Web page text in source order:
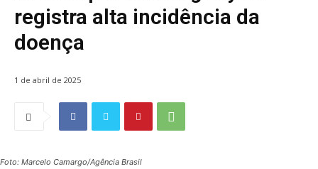
registra alta incidência da
doença
1 de abril de 2025
Foto: Marcelo Camargo/Agência Brasil